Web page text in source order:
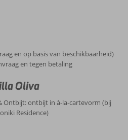
en op basis van beschikbaarheid)
en tegen betaling
Oliva
Ontbijt: ontbijt in à-la-cartevorm (bij
Residence)